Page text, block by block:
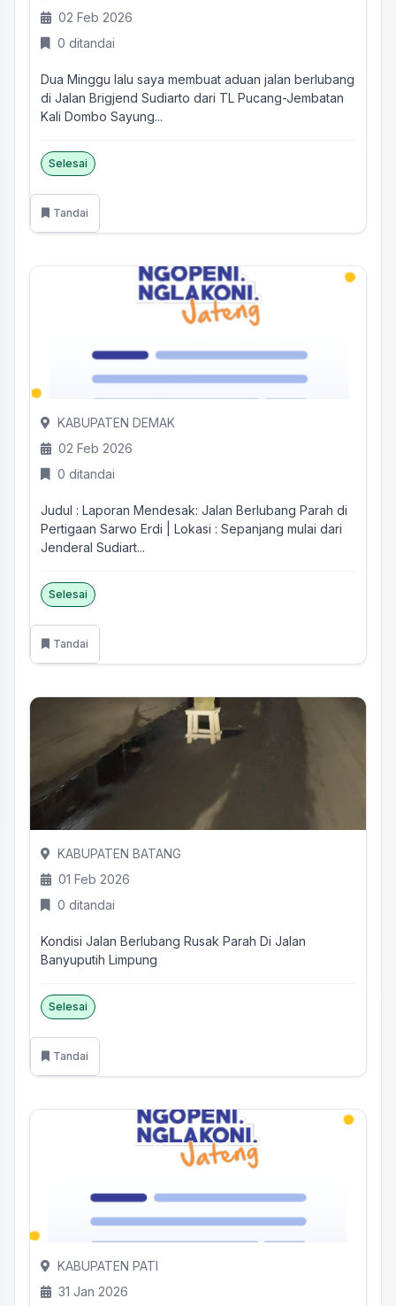
02 Feb 2026
0 ditandai
Dua Minggu lalu saya membuat aduan jalan berlubang
di Jalan Brigjend Sudiarto dari TL Pucang-Jembatan
Kali Dombo Sayung...
Selesai
Tandai
KABUPATEN DEMAK
02 Feb 2026
0 ditandai
Judul : Laporan Mendesak: Jalan Berlubang Parah di
Pertigaan Sarwo Erdi | Lokasi : Sepanjang mulai dari
Jenderal Sudiart...
Selesai
Tandai
KABUPATEN BATANG
01 Feb 2026
0 ditandai
Kondisi Jalan Berlubang Rusak Parah Di Jalan
Banyuputih Limpung
Selesai
Tandai
KABUPATEN PATI
31 Jan 2026